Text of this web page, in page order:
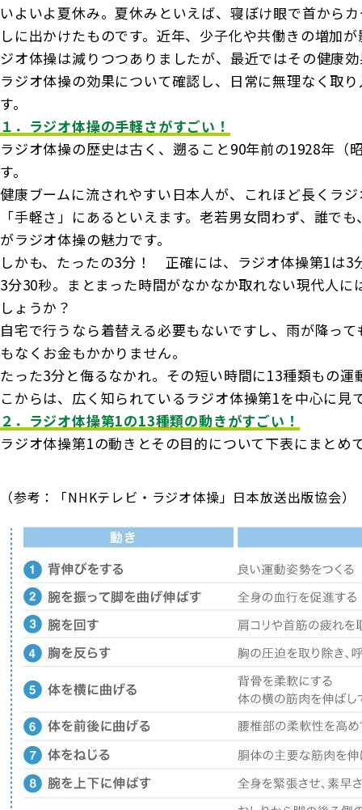
生命保険料控除制度について
Web版「ご契約のしおり－約款」
企業年金の事務再委託先変更について（契約者さ
ま専用サイト）
企業保険特別勘定運用実績照会サービス
大樹の認知症サポートサービス
認知症コラム
今月の九星マネー占い
大樹らいふ倶楽部紹介
大樹生命 CM紹介
採用情報
いよいよ夏休み。夏休みといえば、寝ぼけ眼で首から
しに出かけたものです。近年、少子化や共働きの増加
ジオ体操は減りつつありましたが、最近ではその健康
ラジオ体操の効果について確認し、日常に無理なく取
す。
１．ラジオ体操の手軽さがすごい！
ラジオ体操の歴史は古く、遡ること90年前の1928年（
す。
健康ブームに流されやすい日本人が、これほど長くラ
「手軽さ」にあるといえます。老若男女問わず、誰で
がラジオ体操の魅力です。
しかも、たったの3分！ 正確には、ラジオ体操第1は3
3分30秒。まとまった時間がなかなか取れない現代人
しょうか？
自宅で行うなら着替える必要もないですし、雨が降っ
もなくお金もかかりません。
たった3分と侮るなかれ。その短い時間に13種類もの
こからは、広く知られているラジオ体操第1を中心に見
２．ラジオ体操第1の13種類の動きがすごい！
ラジオ体操第1の動きとその目的について下表にまとめ
（参考：「NHKテレビ・ラジオ体操」日本放送出版協会）